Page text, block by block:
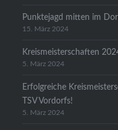
Punktejagd mitten im
15. März 2024
Kreismeisterschaften
5. März 2024
Erfolgreiche
TSV Vordorfs!
5. März 2024